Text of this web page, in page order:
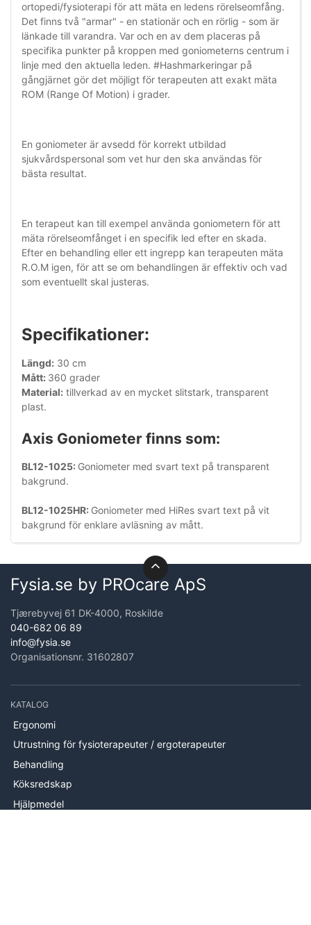
ortopedi/fysioterapi för att mäta en ledens rörelseomfång.
Det finns två "armar" - en stationär och en rörlig - som är
länkade till varandra. Var och en av dem placeras på
specifika punkter på kroppen med goniometerns centrum i
linje med den aktuella leden. #Hashmarkeringar på
gångjärnet gör det möjligt för terapeuten att exakt mäta
ROM (Range Of Motion) i grader.
En goniometer är avsedd för korrekt utbildad
sjukvårdspersonal som vet hur den ska användas för
bästa resultat.
En terapeut kan till exempel använda goniometern för att
mäta rörelseomfånget i en specifik led efter en skada.
Efter en behandling eller ett ingrepp kan terapeuten mäta
R.O.M igen, för att se om behandlingen är effektiv och vad
som eventuellt skal justeras.
Specifikationer:
Längd: 30 cm
Mått: 360 grader
Material: tillverkad av en mycket slitstark, transparent
plast.
Axis Goniometer finns som:
BL12-1025: Goniometer med svart text på transparent
bakgrund.
BL12-1025HR: Goniometer med HiRes svart text på vit
bakgrund för enklare avläsning av mått.
Fysia.se by PROcare ApS
Tjærebyvej 61 DK-4000, Roskilde
040-682 06 89
info@fysia.se
Organisationsnr. 31602807
KATALOG
Ergonomi
Utrustning för fysioterapeuter / ergoterapeuter
Behandling
Köksredskap
Hjälpmedel